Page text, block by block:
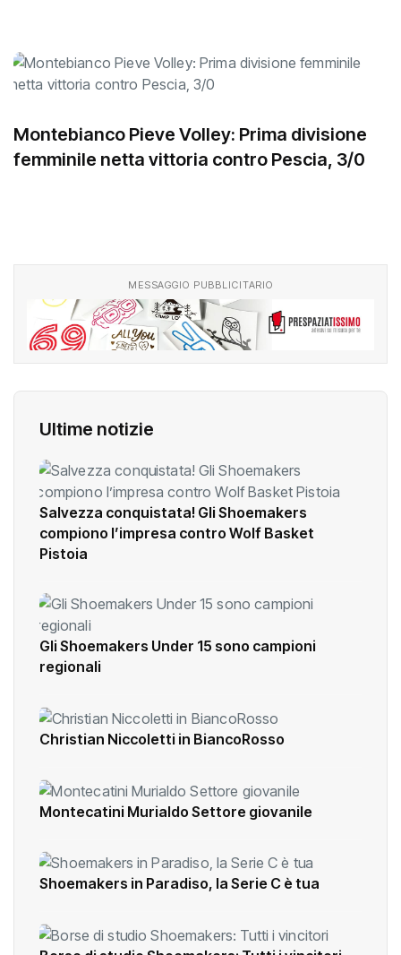
Montebianco Pieve Volley: Prima divisione
femminile netta vittoria contro Pescia, 3/0
MESSAGGIO PUBBLICITARIO
Ultime notizie
Salvezza conquistata! Gli Shoemakers
compiono l’impresa contro Wolf Basket
Pistoia
Gli Shoemakers Under 15 sono campioni
regionali
Christian Niccoletti in BiancoRosso
Montecatini Murialdo Settore giovanile
Shoemakers in Paradiso, la Serie C è tua